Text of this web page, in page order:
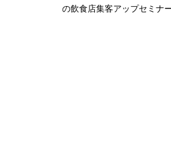
の飲食店集客アップセミ